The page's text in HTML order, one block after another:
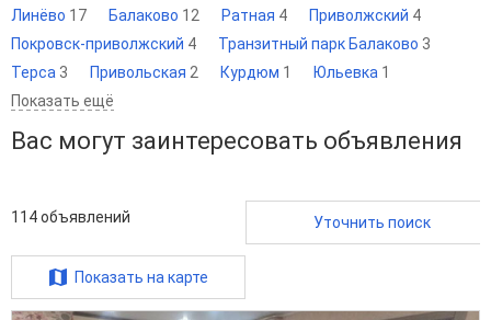
Линёво 17 Балаково 12 Ратная 4 Приволжский 4
Покровск-приволжский 4 Транзитный парк Балаково 3
Терса 3 Привольская 2 Курдюм 1 Юльевка 1
Показать ещё
Вас могут заинтересовать объявления
114объявлений Уточнить поиск
Показать на карте